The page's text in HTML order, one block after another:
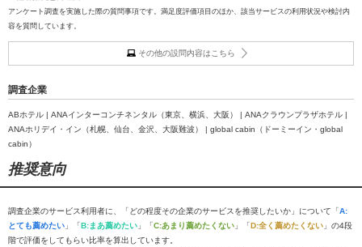
アンケート調査を実施した際の質問事項です。満足度評価項目のほか、該当サービスの利用状況や検討内
容を質問しています。
その他の設問内容はこちら
調査企業
ABホテル | ANAインターコンチネンタル（東京、横浜、大阪） | ANAクラウンプラザホテル |
ANAホリデイ・イン（札幌、仙台、金沢、大阪難波） | global cabin（ドーミーイン・global
cabin）
推奨意向
調査企業のサービス利用者に、「どの程度その企業のサービスを推奨したいか」について「A:
とても薦めたい 」「B:まあ薦めたい 」「C:あまり薦めたくない 」「D:全く薦めたくない 」の4段
階で評価をしてもらい比率を算出しています。